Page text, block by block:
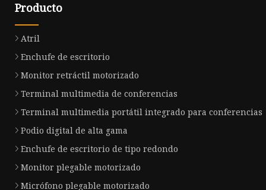
Producto
Atril
Enchufe de escritorio
Monitor retráctil motorizado
Terminal multimedia de conferencias
Terminal multimedia portátil integrado para conferencias
Podio digital de alta gama
Enchufe de escritorio de tipo redondo
Monitor plegable motorizado
Micrófono plegable motorizado